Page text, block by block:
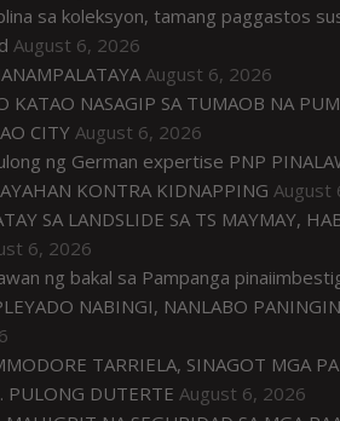
sa koleksyon, tamang paggastos
August 6, 2026
August 6, 2026
KATAO NASAGIP SA TUMAOB NA
CITY August 6, 2026
ng German expertise PNP
KONTRA KIDNAPPING August
SA LANDSLIDE SA TS MAYMAY,
6, 2026
ng bakal sa Pampanga
NABINGI, NANLABO PANINGIN
TARRIELA, SINAGOT MGA
PULONG DUTERTE August 6, 2026